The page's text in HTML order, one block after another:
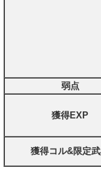
弱点
獲得EXP
獲得コル&限定